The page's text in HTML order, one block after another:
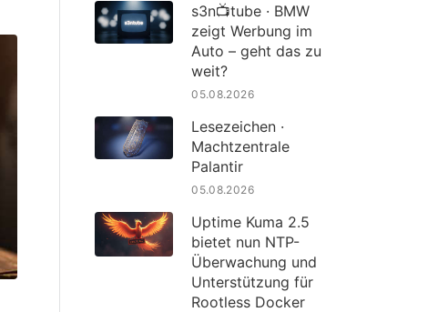
s3n📺tube · BMW
zeigt Werbung im
Auto – geht das zu
weit?
05.08.2026
Lesezeichen ·
Machtzentrale
Palantir
05.08.2026
Uptime Kuma 2.5
bietet nun NTP-
Überwachung und
Unterstützung für
Rootless Docker